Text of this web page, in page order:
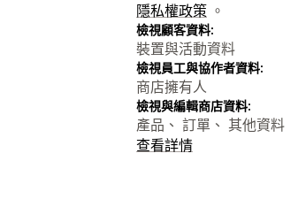
隱私權政策 。
檢視顧客資料:
裝置與活動資料
檢視員工與協作者資料:
商店擁有人
檢視與編輯商店資料:
產品、 訂單、 其他資料
查看詳情